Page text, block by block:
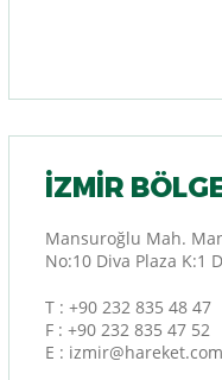
İZMIR
Mansuroğlu Mah.
No:10 Diva Plaza K:1
T : +90 232 835 48 47
F : +90 232 835 47 52
E : izmir@hareket.com